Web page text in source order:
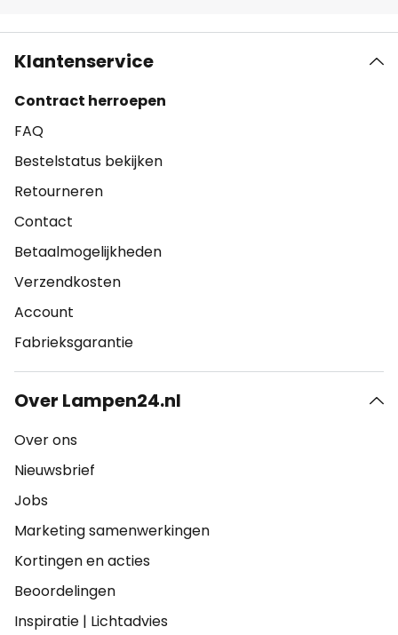
Klantenservice
Contract herroepen
FAQ
Bestelstatus bekijken
Retourneren
Contact
Betaalmogelijkheden
Verzendkosten
Account
Fabrieksgarantie
Over Lampen24.nl
Over ons
Nieuwsbrief
Jobs
Marketing samenwerkingen
Kortingen en acties
Beoordelingen
Inspiratie | Lichtadvies